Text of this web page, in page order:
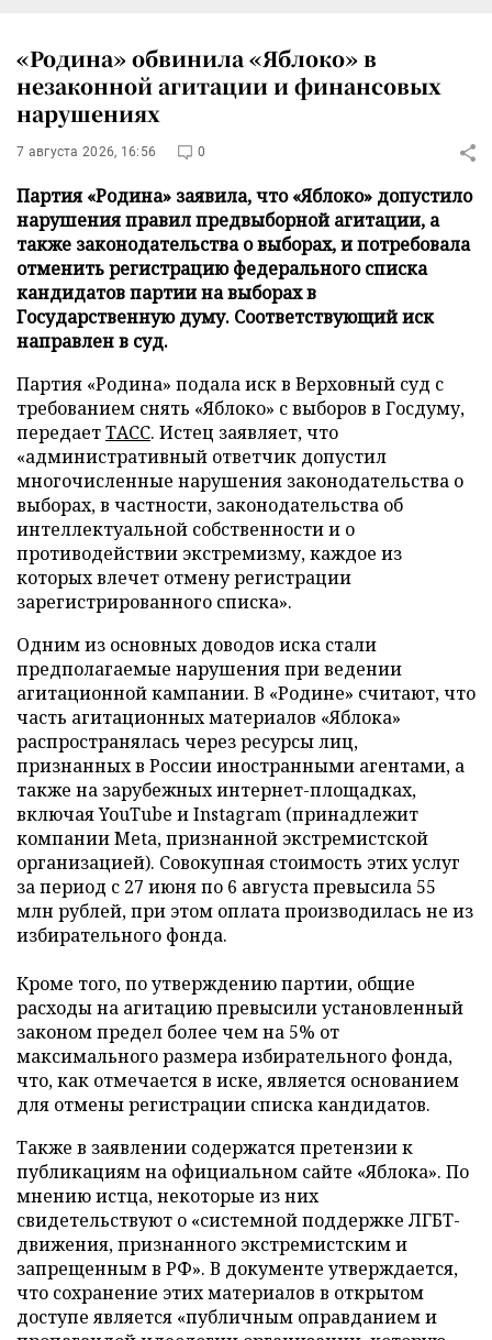
«Родина» обвинила «Яблоко» в
незаконной агитации и финансовых
нарушениях
7 августа 2026, 16:56 0
Партия «Родина» заявила, что «Яблоко» допустило
нарушения правил предвыборной агитации, а
также законодательства о выборах, и потребовала
отменить регистрацию федерального списка
кандидатов партии на выборах в
Государственную думу. Соответствующий иск
направлен в суд.
Партия «Родина» подала иск в Верховный суд с
требованием снять «Яблоко» с выборов в Госдуму,
передаетТАСС. Истец заявляет, что
«административный ответчик допустил
многочисленные нарушения законодательства о
выборах, в частности, законодательства об
интеллектуальной собственности и о
противодействии экстремизму, каждое из
которых влечет отмену регистрации
зарегистрированного списка».
Одним из основных доводов иска стали
предполагаемые нарушения при ведении
агитационной кампании. В «Родине» считают, что
часть агитационных материалов «Яблока»
распространялась через ресурсы лиц,
признанных в России иностранными агентами, а
также на зарубежных интернет-площадках,
включая YouTube и Instagram (принадлежит
компании Meta, признанной экстремистской
организацией). Совокупная стоимость этих услуг
за период с 27 июня по 6 августа превысила 55
млн рублей, при этом оплата производилась не из
избирательного фонда.
Кроме того, по утверждению партии, общие
расходы на агитацию превысили установленный
законом предел более чем на 5% от
максимального размера избирательного фонда,
что, как отмечается в иске, является основанием
для отмены регистрации списка кандидатов.
Также в заявлении содержатся претензии к
публикациям на официальном сайте «Яблока». По
мнению истца, некоторые из них
свидетельствуют о «системной поддержке ЛГБТ-
движения, признанного экстремистским и
запрещенным в РФ». В документе утверждается,
что сохранение этих материалов в открытом
доступе является «публичным оправданием и